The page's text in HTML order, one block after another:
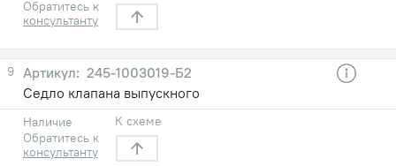
Обратитесь к
консультанту
9
245-1003019-Б2
Седло клапана выпускного
Наличие
Обратитесь к
консультанту
К схеме